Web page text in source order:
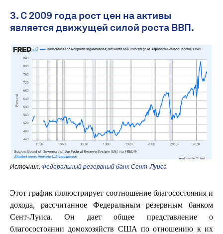
3. С 2009 года рост цен на активы
является движущей силой роста ВВП.
Источник:Федеральный резервный банк Сент-Луиса
Этот график иллюстрирует соотношение благосостояния и
дохода, рассчитанное Федеральным резервным банком
Сент-Луиса. Он дает общее представление о
благосостоянии домохозяйств США по отношению к их